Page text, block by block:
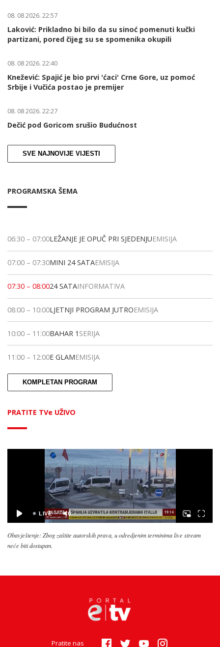
08. 08 2026. 22:57
Laković: Prikladno bi bilo da su sinoć pomenuti kučki
partizani, pored čijeg su se spomenika okupili
08. 08 2026. 22:40
Knežević: Spajić je bio prvi 'ćaci' Crne Gore, uz pomoć
Srbije i Vučića postao je premijer
08. 08 2026. 22:27
Dečić pod Goricom srušio Budućnost
SVE NAJNOVIJE VIJESTI
PROGRAMSKA ŠEMA
06:30 – 07:00LEŽANJE JE OPUČ PRI SJEDENJUEMISIJA
07:00 – 07:30MINI 24 SATAEMISIJA
07:30 – 08:0024 SATAINFORMATIVA
08:00 – 10:00LJETNJI PROGRAM JUTROEMISIJA
10:00 – 11:00BAHAR 1 SERIJA
11:00 – 12:00E GLAMEMISIJA
KOMPLETAN PROGRAM
PRATITE TVe UŽIVO
Obavještenje: Zbog zaštite autorskih prava, u odredjenim terminima live stream
neće biti dostupan.
Pratite nas